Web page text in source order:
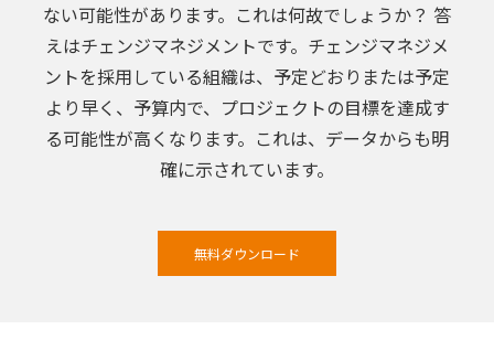
ない可能性があります。これは何故でしょうか？ 答
えはチェンジマネジメントです。チェンジマネジメ
ントを採用している組織は、予定どおりまたは予定
より早く、予算内で、プロジェクトの目標を達成す
る可能性が高くなります。これは、データからも明
確に示されています。
無料ダウンロード